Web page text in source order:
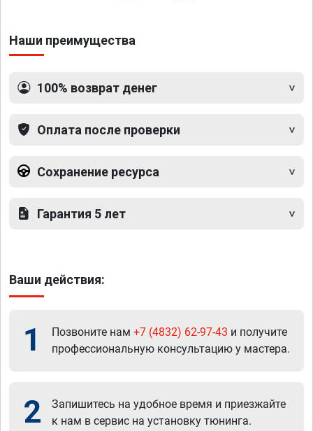
Наши преимущества
100% возврат денег
Оплата после проверки
Сохранение ресурса
Гарантия 5 лет
Ваши действия:
1 Позвоните нам +7 (4832) 62-97-43 и получите
профессиональную консультацию у мастера.
2
Запишитесь на удобное время и приезжайте
к нам в сервис на установку тюнинга.